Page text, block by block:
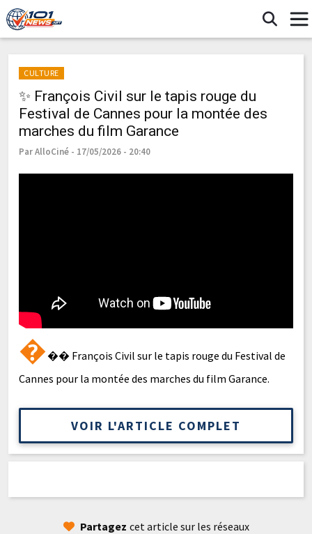
CULTURE
✨ François Civil sur le tapis rouge du
Festival de Cannes pour la montée des
marches du film Garance
Par AlloCiné - 17/05/2026 - 20:40
��� François Civil sur le tapis rouge du Festival de
Cannes pour la montée des marches du film Garance.
VOIR L'ARTICLE COMPLET
Partagez cet article sur les réseaux